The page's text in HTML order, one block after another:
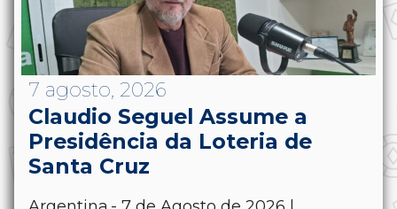
7 agosto, 2026
Claudio Seguel Assume a
Presidência da Loteria de
Santa Cruz